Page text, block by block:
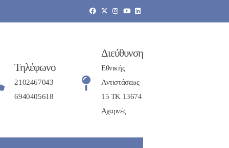
Τηλέφωνο
2102467043
6940405618
Διεύθυνση
Εθνικής
Αντιστάσεως
15 ΤΚ 13674
Αχαρνές